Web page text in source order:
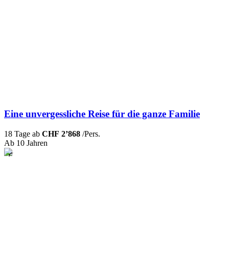
Eine unvergessliche Reise für die ganze Familie
18 Tage ab CHF 2’868 /Pers.
Ab 10 Jahren